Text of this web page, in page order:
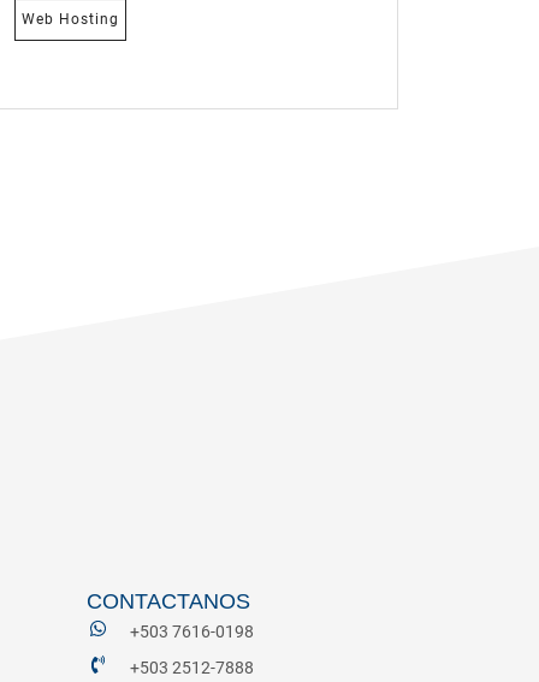
Web Hosting
CONTACTANOS
+503 7616-0198
+503 2512-7888